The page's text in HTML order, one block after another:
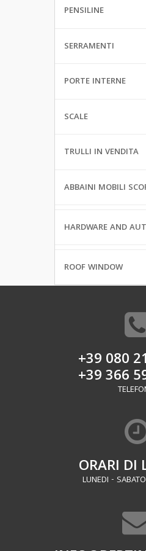
PENSILINE
SERRAMENTI
PORTE INTERNE
SCALE
TRULLI IN VENDITA
ABBAINI MOBILI
ROOF WINDOW
+39 080
+39 366
ORARI DI
LUNEDI -